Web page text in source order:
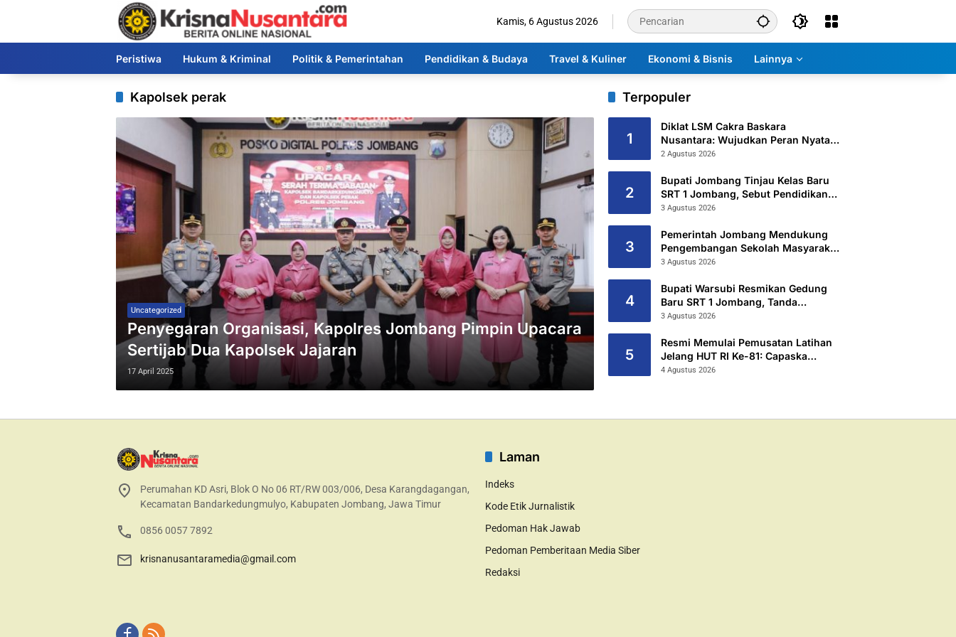
Kamis, 6 Agustus 2026
Peristiwa Hukum & Kriminal Politik & Pemerintahan Pendidikan & Budaya Travel & Kuliner Ekonomi & Bisnis Lainnya
Kapolsek perak
Uncategorized
Penyegaran Organisasi, Kapolres Jombang Pimpin Upacara
Sertijab Dua Kapolsek Jajaran
17 April 2025
Terpopuler
1
Diklat LSM Cakra Baskara
Nusantara: Wujudkan Peran Nyata
untuk Masyarakat
2 Agustus 2026
2
Bupati Jombang Tinjau Kelas Baru
SRT 1 Jombang, Sebut Pendidikan
Gratis Beri Harapan Baru
3 Agustus 2026
3
Pemerintah Jombang Mendukung
Pengembangan Sekolah Masyarakat
Yang Kurang Mampu Hingga
Rakyat Terintegritas 1 Jombang
3 Agustus 2026
4
Bupati Warsubi Resmikan Gedung
Baru SRT 1 Jombang, Tanda
Dimulainya MPLS Tahun Ajaran
3 Agustus 2026
5
Resmi Memulai Pemusatan Latihan
Jelang HUT RI Ke-81: Capaska
Jombang 2026 “Mahesa Rakta
4 Agustus 2026
Perumahan KD Asri, Blok O No 06 RT/RW 003/006, Desa Karangdagangan,
Kecamatan Bandarkedungmulyo, Kabupaten Jombang, Jawa Timur
0856 0057 7892
krisnanusantaramedia@gmail.com
Laman
Indeks
Kode Etik Jurnalistik
Pedoman Hak Jawab
Pedoman Pemberitaan Media Siber
Redaksi